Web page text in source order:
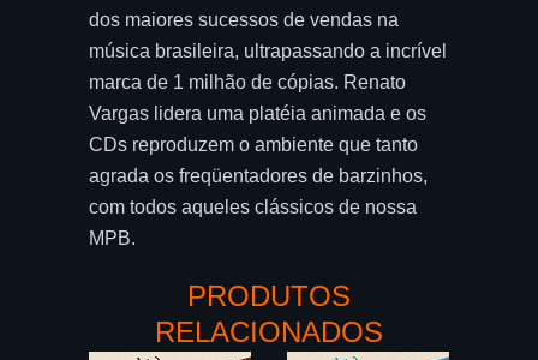
dos maiores sucessos de vendas na
música brasileira, ultrapassando a incrível
marca de 1 milhão de cópias. Renato
Vargas lidera uma platéia animada e os
CDs reproduzem o ambiente que tanto
agrada os freqüentadores de barzinhos,
com todos aqueles clássicos de nossa
MPB.
PRODUTOS
RELACIONADOS